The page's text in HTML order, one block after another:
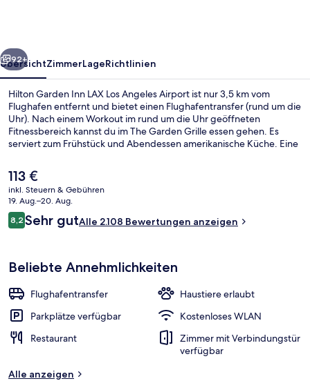
Airport
Weiter
92+
ÜbersichtZimmerLageRichtlinien
Hilton Garden Inn LAX Los Angeles Airport ist nur 3,5 km vom
Flughafen entfernt und bietet einen Flughafentransfer (rund um die
Uhr). Nach einem Workout im rund um die Uhr geöffneten
Fitnessbereich kannst du im The Garden Grille essen gehen. Es
serviert zum Frühstück und Abendessen amerikanische Küche. Eine
Angebot. Die bequemen Betten und die Nähe zum Flughafen
erhalten gute Bewertungen von anderen Reisenden. Die
öffentlichen Verkehrsmittel sind nur einen kurzen Fußmarsch
entfernt: Zur Aviation/Century Station sind es 9 Minuten und zur
Metro-Transit-Center LAX 13 Minuten.
Der
aktuelle
Preis
beträgt
113 €.
113 €
inkl. Steuern & Gebühren
19. Aug.–20. Aug.
Bewertungen
8,28,2 von 10.
Sehr gutAlle 2.108 Bewertungen anzeigen
Beliebte Annehmlichkeiten
Flughafentransfer
Haustiere erlaubt
Parkplätze verfügbar
Kostenloses WLAN
Restaurant
Zimmer mit Verbindungstür
verfügbar
Alle anzeigen